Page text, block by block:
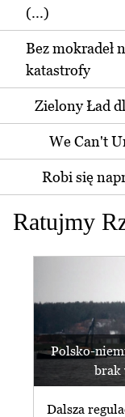
(...)
Bez mokradeł
katastrofy
Zielony Ład
We Can't
Robi się
Ratujmy
Polsko-
brak
Dalsza